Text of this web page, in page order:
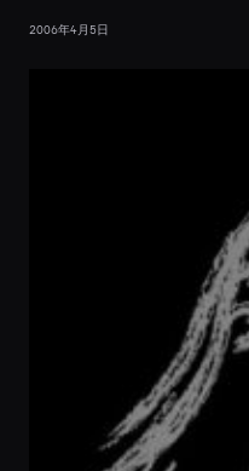
2006年4月5日